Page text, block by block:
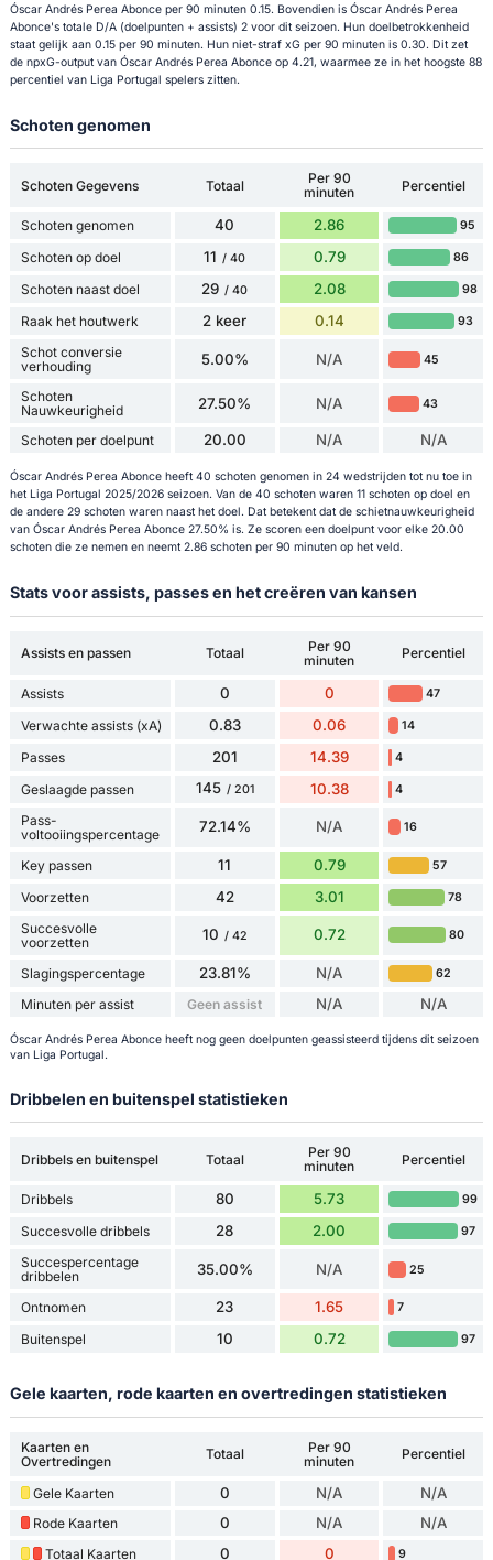
Óscar Andrés Perea Abonce per 90 minuten 0.15. Bovendien is Óscar Andrés Perea
Abonce's totale D/A (doelpunten + assists) 2 voor dit seizoen. Hun doelbetrokkenheid
staat gelijk aan 0.15 per 90 minuten. Hun niet-straf xG per 90 minuten is 0.30. Dit zet
de npxG-output van Óscar Andrés Perea Abonce op 4.21, waarmee ze in het hoogste 88
percentiel van Liga Portugal spelers zitten.
Schoten genomen
Schoten Gegevens Totaal
Per 90
minuten
Percentiel
Schoten genomen 40 2.86 95
Schoten op doel 11 / 40 0.79 86
Schoten naast doel 29 / 40 2.08 98
Raak het houtwerk 2 keer 0.14 93
Schot conversie
verhouding
5.00% N/A 45
Schoten
Nauwkeurigheid
27.50% N/A 43
Schoten per doelpunt 20.00 N/A N/A
Óscar Andrés Perea Abonce heeft 40 schoten genomen in 24 wedstrijden tot nu toe in
het Liga Portugal 2025/2026 seizoen. Van de 40 schoten waren 11 schoten op doel en
de andere 29 schoten waren naast het doel. Dat betekent dat de schietnauwkeurigheid
van Óscar Andrés Perea Abonce 27.50% is. Ze scoren een doelpunt voor elke 20.00
schoten die ze nemen en neemt 2.86 schoten per 90 minuten op het veld.
Stats voor assists, passes en het creëren van kansen
Assists en passen Totaal
Per 90
minuten
Percentiel
Assists 0 0 47
Verwachte assists (xA) 0.83 0.06 14
Passes 201 14.39 4
Geslaagde passen 145 / 201 10.38 4
Pass-
voltooiingspercentage
72.14% N/A 16
Key passen 11 0.79 57
Voorzetten 42 3.01 78
Succesvolle
voorzetten
10 / 42 0.72 80
Slagingspercentage 23.81% N/A 62
Minuten per assist Geen assist N/A N/A
Óscar Andrés Perea Abonce heeft nog geen doelpunten geassisteerd tijdens dit seizoen
van Liga Portugal.
Dribbelen en buitenspel statistieken
Dribbels en buitenspel Totaal
Per 90
minuten
Percentiel
Dribbels 80 5.73 99
Succesvolle dribbels 28 2.00 97
Succespercentage
dribbelen
35.00% N/A 25
Ontnomen 23 1.65 7
Buitenspel 10 0.72 97
Gele kaarten, rode kaarten en overtredingen statistieken
Kaarten en
Overtredingen
Totaal
Per 90
minuten
Percentiel
Gele Kaarten 0 N/A N/A
Rode Kaarten 0 N/A N/A
Totaal Kaarten 0 0 9